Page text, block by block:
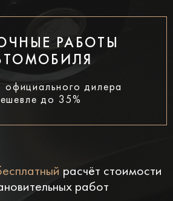
РАБОТЫ
официального дилера
до 35%
расчёт стоимости
работ